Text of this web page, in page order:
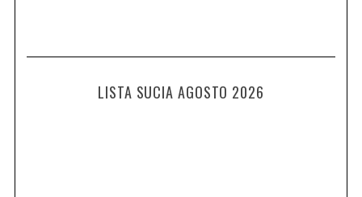
LISTA SUCIA AGOSTO 2026